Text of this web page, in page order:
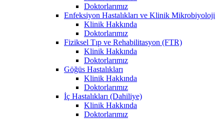
Doktorlarımız
Enfeksiyon Hastalıkları ve Klinik Mikrobiyoloji
Klinik Hakkında
Doktorlarımız
Fiziksel Tıp ve Rehabilitasyon (FTR)
Klinik Hakkında
Doktorlarımız
Göğüs Hastalıkları
Klinik Hakkında
Doktorlarımız
İç Hastalıkları (Dahiliye)
Klinik Hakkında
Doktorlarımız